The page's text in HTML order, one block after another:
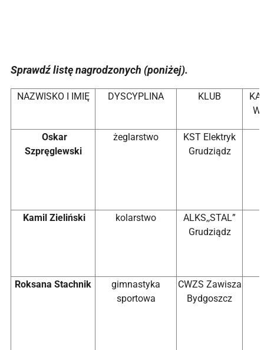
Sprawdź listę nagrodzonych (poniżej).
NAZWISKO I IMIĘ DYSCYPLINA KLUB
Oskar
Szpręglewski
żeglarstwo
KST Elektryk
Grudziądz
Kamil Zieliński kolarstwo
ALKS,,STAL”
Grudziądz
Roksana Stachnik
gimnastyka
sportowa
CWZS Zawisza
Bydgoszcz